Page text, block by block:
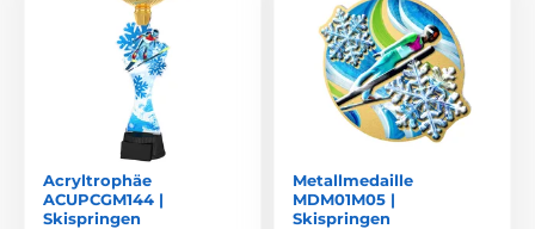
Acryltrophäe
ACUPCGM144 |
Skispringen
Metallmedaille
MDM01M05 |
Skispringen